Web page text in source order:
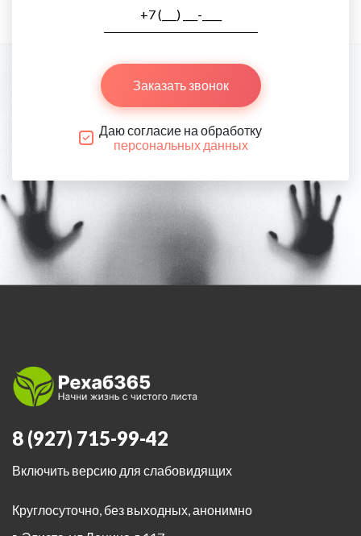
Заказать звонок
Даю согласие на обработку
персональных данных
8 (927) 715-99-42
Включить версию для слабовидящих
Круглосуточно, без выходных, анонимно